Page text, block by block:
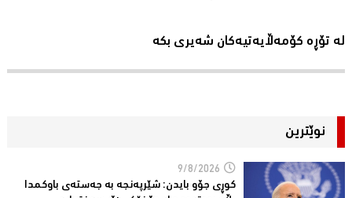
لە تۆڕە کۆمەڵایەتیەکان شەیری بکە
نوێترین
9/8/2026
کوڕی جۆو بایدن: شێرپەنجە بە جەستەی باوکمدا